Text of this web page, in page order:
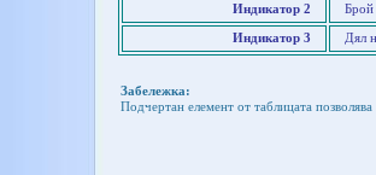
Индикатор 2 Брой
Индикатор 3 Дял
Забележка:
Подчертан елемент от таблицата